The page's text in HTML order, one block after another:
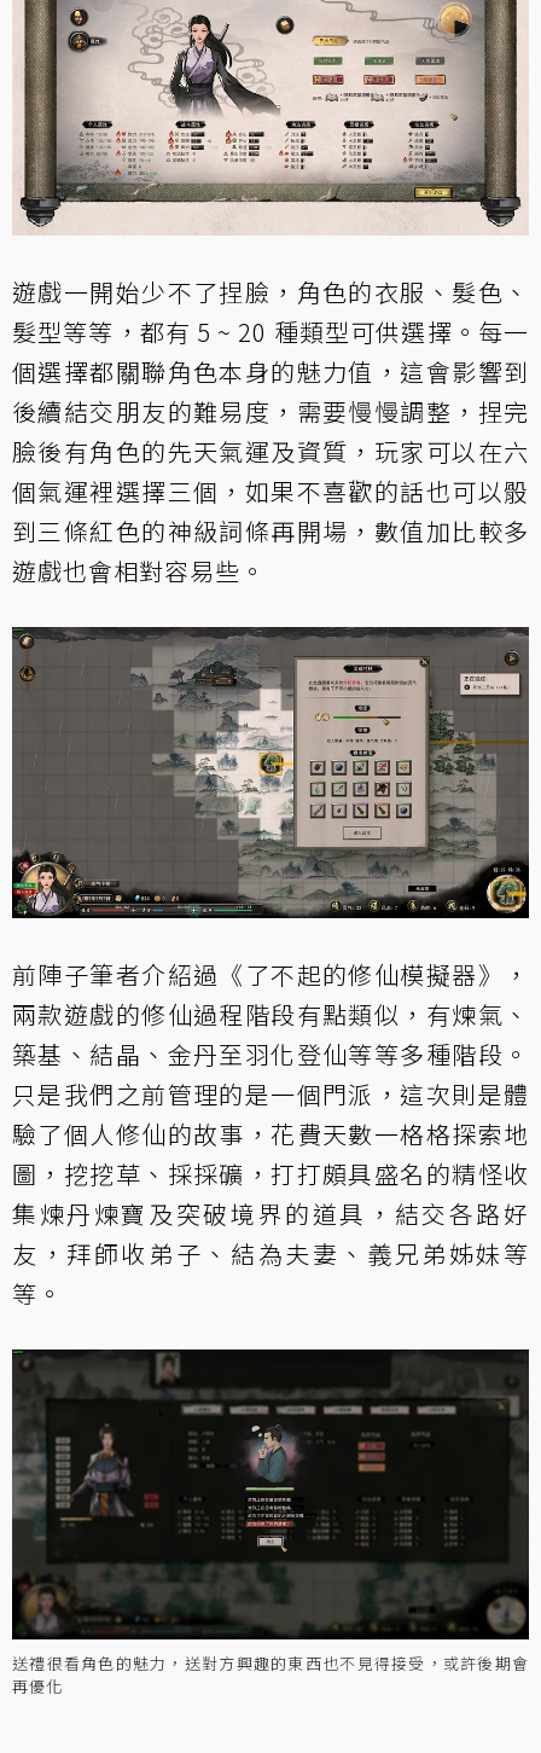
遊戲一開始少不了捏臉，角色的衣服、髮色、
髮型等等，都有 5 ~ 20 種類型可供選擇。每一
個選擇都關聯角色本身的魅力值，這會影響到
後續結交朋友的難易度，需要慢慢調整，捏完
臉後有角色的先天氣運及資質，玩家可以在六
個氣運裡選擇三個，如果不喜歡的話也可以骰
到三條紅色的神級詞條再開場，數值加比較多
遊戲也會相對容易些。
前陣子筆者介紹過 《了不起的修仙模擬器》
，
兩款遊戲的修仙過程階段有點類似，有煉氣、
築基、結晶、金丹至羽化登仙等等多種階段。
只是我們之前管理的是一個門派，這次則是體
驗了個人修仙的故事，花費天數一格格探索地
圖，挖挖草、採採礦，打打頗具盛名的精怪收
集煉丹煉寶及突破境界的道具，結交各路好
友，拜師收弟子、結為夫妻、義兄弟姊妹等
等。
送禮很看角色的魅力，送對方興趣的東西也不見得接受，或許後期會
再優化